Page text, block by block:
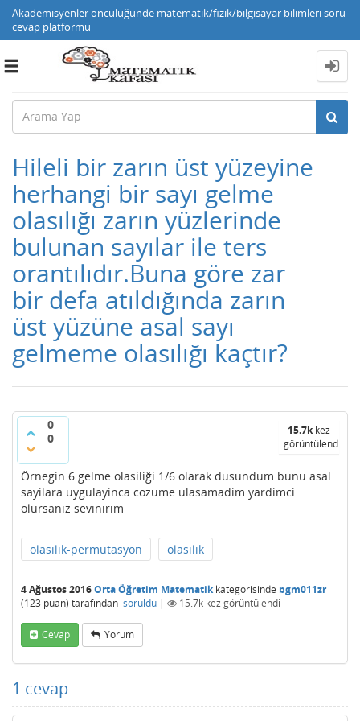
Akademisyenler öncülüğünde matematik/fizik/bilgisayar bilimleri soru
cevap platformu
Toggle
Hileli bir zarın üst yüzeyine
herhangi bir sayı gelme
olasılığı zarın yüzlerinde
bulunan sayılar ile ters
orantılıdır.Buna göre zar
bir defa atıldığında zarın
üst yüzüne asal sayı
gelmeme olasılığı kaçtır?
0
0
15.7kkez
görüntülendi
Örnegin 6 gelme olasiliği 1/6 olarak dusundum bunu asal
sayilara uygulayinca cozume ulasamadim yardimci
olursaniz sevinirim
olasılık-permütasyon olasılık
4 Ağustos 2016Orta Öğretim Matematikkategorisinde bgm011zr
(123 puan) tarafından soruldu | 15.7k kez görüntülendi
Cevap Yorum
1 cevap